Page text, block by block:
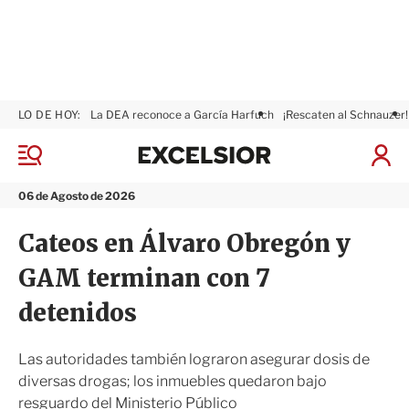
M
n
06 de Agosto de 2026
LO DE HOY: La DEA reconoce a García Harfuch ¡Rescaten al Schnauzer!
I
x
i
Cateos en Álvaro Obregón y
GAM terminan con 7
detenidos
Las autoridades también lograron asegurar dosis de
diversas drogas; los inmuebles quedaron bajo
resguardo del Ministerio Público